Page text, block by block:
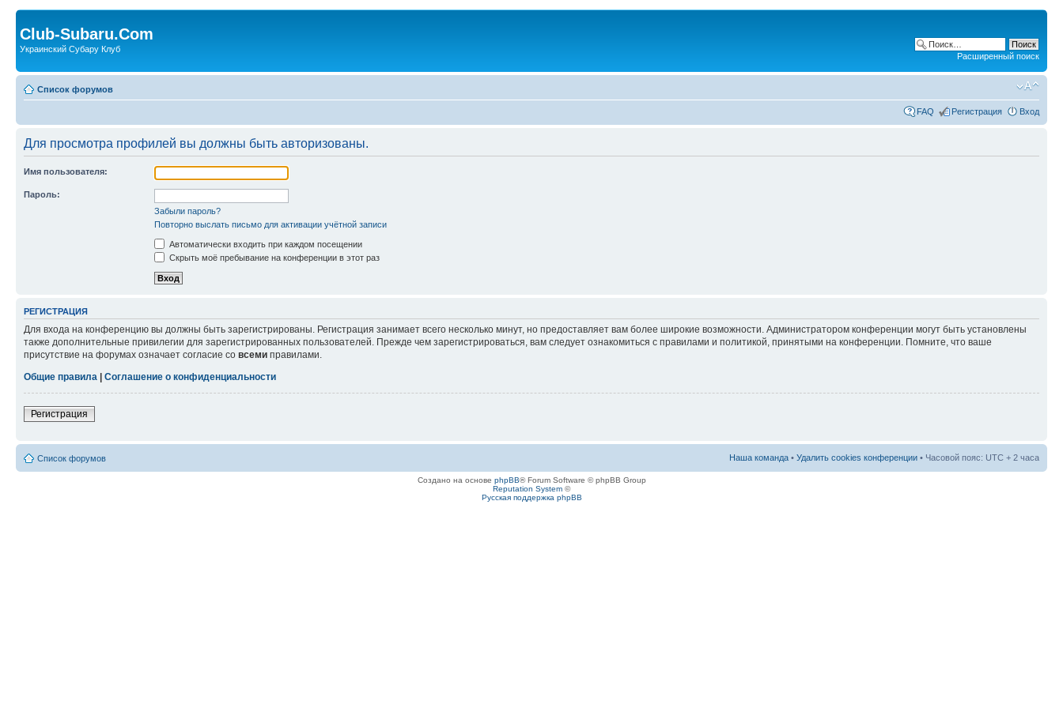
Club-Subaru.Com
Украинский Субару Клуб
Расширенный поиск
Список форумов
FAQ Регистрация Вход
Для просмотра профилей вы должны быть авторизованы.
Имя пользователя:
Пароль:
Забыли пароль?
Повторно выслать письмо для активации учётной записи
Автоматически входить при каждом посещении
Скрыть моё пребывание на конференции в этот раз
РЕГИСТРАЦИЯ
Для входа на конференцию вы должны быть зарегистрированы. Регистрация занимает всего несколько минут, но предоставляет вам более широкие возможности. Администратором конференции могут быть установлены
также дополнительные привилегии для зарегистрированных пользователей. Прежде чем зарегистрироваться, вам следует ознакомиться с правилами и политикой, принятыми на конференции. Помните, что ваше
присутствие на форумах означает согласие со всеми правилами.
Общие правила
Соглашение о конфиденциальности
Регистрация
Список форумов Наша команда • Удалить cookies конференции • Часовой пояс: UTC + 2 часа
Создано на основе phpBB® Forum Software © phpBB Group
Reputation System ©
Русская поддержка phpBB